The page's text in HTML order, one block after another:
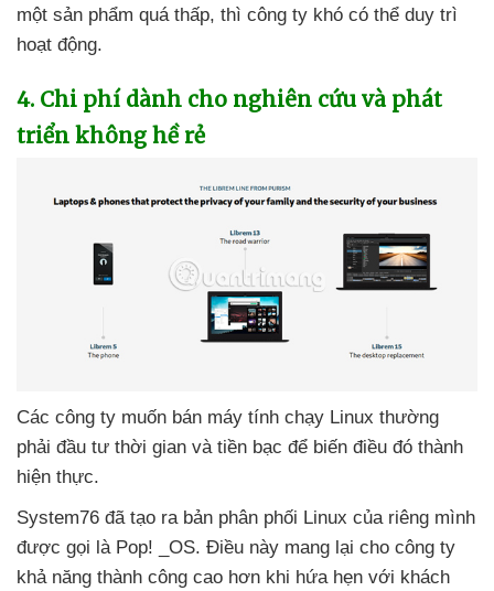
một sản phẩm quá thấp, thì công ty khó có thể duy trì
hoạt động.
4. Chi phí dành cho nghiên cứu và phát
triển không hề rẻ
Các công ty muốn bán máy tính chạy Linux thường
phải đầu tư thời gian và tiền bạc để biến điều đó thành
hiện thực.
System76 đã tạo ra bản phân phối Linux của riêng mình
được gọi là Pop! _OS. Điều này mang lại cho công ty
khả năng thành công cao hơn khi hứa hẹn với khách